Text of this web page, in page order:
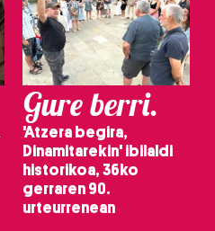
Gure berri.
'Atzera begira,
Dinamitarekin' ibilaldi
historikoa, 36ko
gerraren 90.
urteurrenean